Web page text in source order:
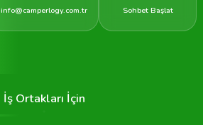
info@camperlogy.com.tr Sohbet Başlat
İş Ortakları İçin